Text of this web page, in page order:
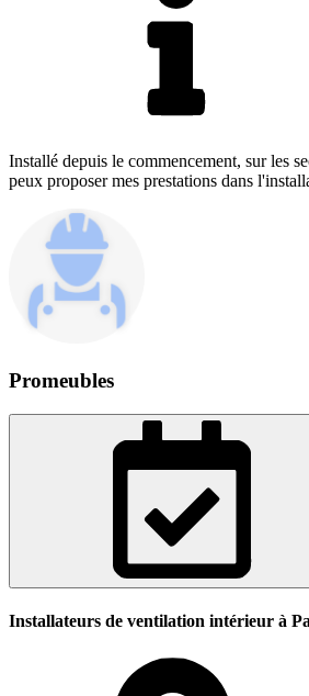
Installé depuis le commencement, sur les
peux proposer mes prestations dans
Promeubles
Installateurs de ventilation intérieur à